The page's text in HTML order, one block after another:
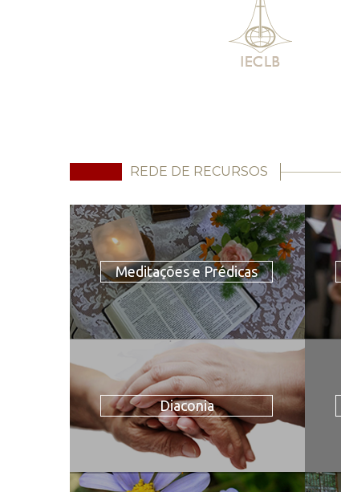
REDE DE RECURSOS
Meditações e Prédicas
Diaconia